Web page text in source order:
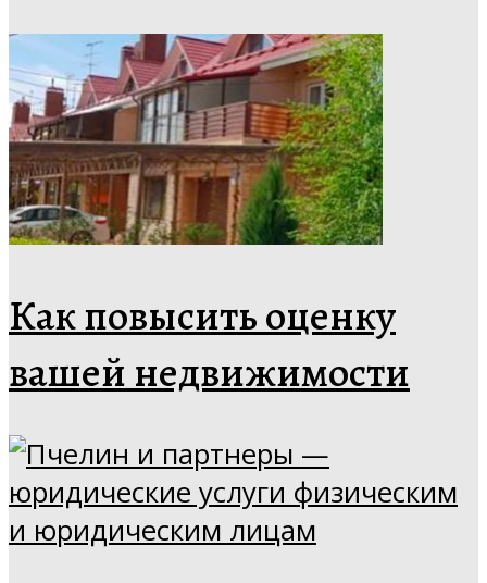
Как повысить оценку
вашей недвижимости